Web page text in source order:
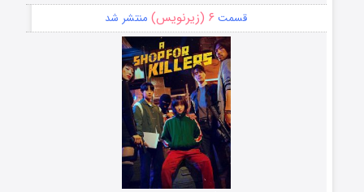
قسمت ۶ (زیرنویس) منتشر شد